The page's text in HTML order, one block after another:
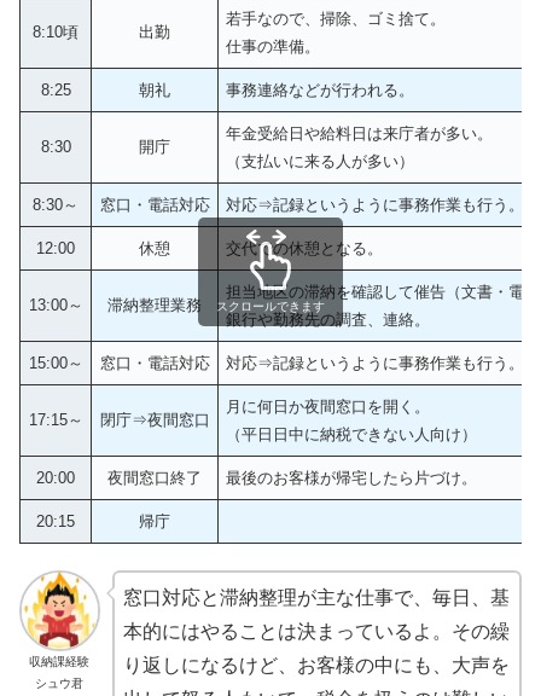
8:10頃 出勤
若手なので、掃除、ゴミ捨て。
仕事の準備。
8:25 朝礼 事務連絡などが行われる。
8:30 開庁
年金受給日や給料日は来庁者が多い。
（支払いに来る人が多い）
8:30～ 窓口・電話対応 対応⇒記録というように事務作業も行う。
12:00 休憩 交代での休憩となる。
13:00～ 滞納整理業務
担当地区の滞納を確認して催告（文書・電
銀行や勤務先の調査、連絡。
15:00～ 窓口・電話対応 対応⇒記録というように事務作業も行う。
17:15～ 閉庁⇒夜間窓口
月に何日か夜間窓口を開く。
（平日日中に納税できない人向け）
20:00 夜間窓口終了 最後のお客様が帰宅したら片づけ。
20:15 帰庁
スクロールできます
収納課経験
シュウ君
窓口対応と滞納整理が主な仕事で、毎日、基
本的にはやることは決まっているよ。その繰
り返しになるけど、お客様の中にも、大声を